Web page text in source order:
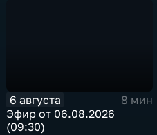
6 августа
8 мин
Эфир от 06.08.2026
(09:30)